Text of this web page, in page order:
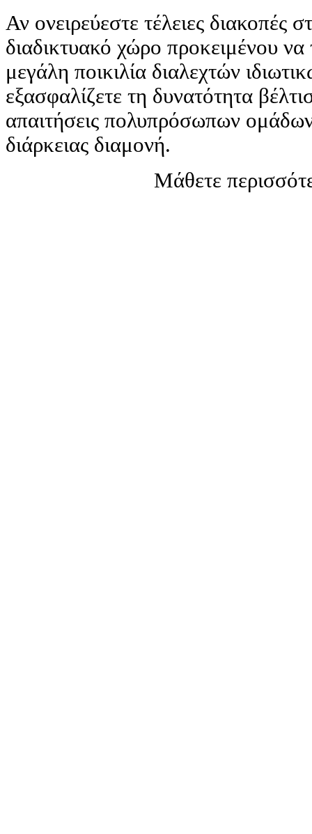
Αν ονειρεύεστε τέλειες
διαδικτυακό χώρο προκειμένου
μεγάλη ποικιλία διαλεχτών
εξασφαλίζετε τη δυνατότητα
απαιτήσεις πολυπρόσωπων
διάρκειας διαμονή.
Μάθετε